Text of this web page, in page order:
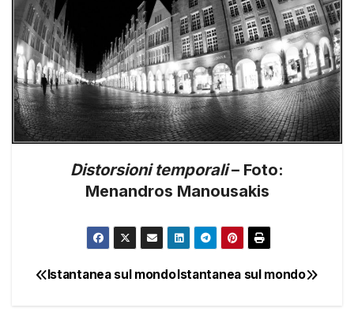
Distorsioni temporali– Foto:
Menandros Manousakis
NavigazioneIstantanea sul mondo
Istantanea sul mondo